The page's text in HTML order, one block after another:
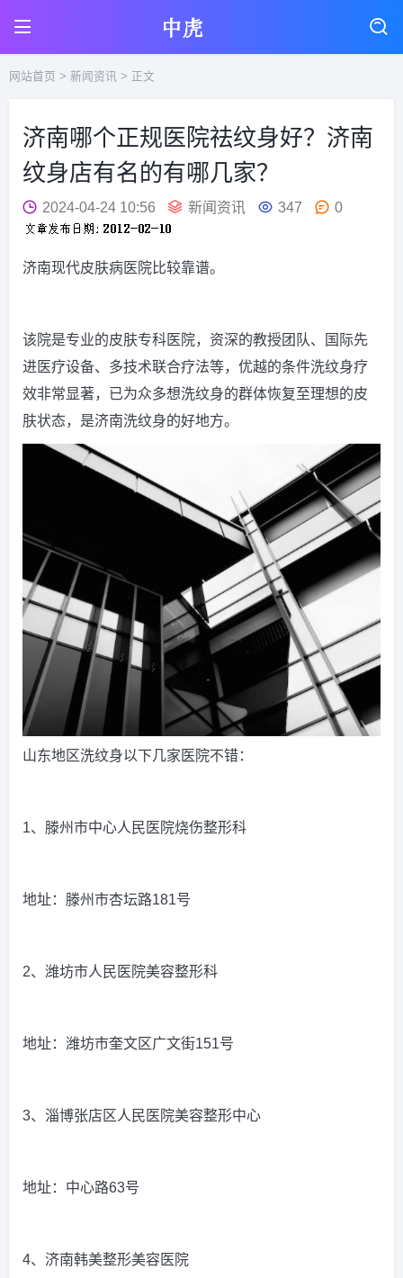
网站首页 > 新闻资讯 > 正文
济南哪个正规医院祛纹身好？济南
纹身店有名的有哪几家？
2024-04-24 10:56 新闻资讯 347 0
济南现代皮肤病医院比较靠谱。
该院是专业的皮肤专科医院，资深的教授团队、国际先
进医疗设备、多技术联合疗法等，优越的条件洗纹身疗
效非常显著，已为众多想洗纹身的群体恢复至理想的皮
肤状态，是济南洗纹身的好地方。
山东地区洗纹身以下几家医院不错：
1、滕州市中心人民医院烧伤整形科
地址：滕州市杏坛路181号
2、潍坊市人民医院美容整形科
地址：潍坊市奎文区广文街151号
3、淄博张店区人民医院美容整形中心
地址：中心路63号
4、济南韩美整形美容医院